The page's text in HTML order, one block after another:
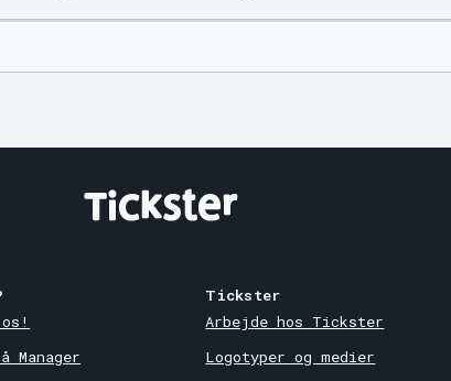
Manager
Tickster
Arbejde hos Tickster
Logotyper og medier